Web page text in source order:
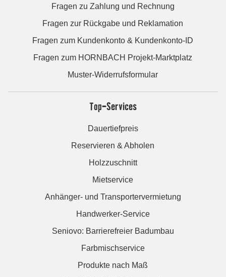
Fragen zu Zahlung und Rechnung
Fragen zur Rückgabe und Reklamation
Fragen zum Kundenkonto & Kundenkonto-ID
Fragen zum HORNBACH Projekt-Marktplatz
Muster-Widerrufsformular
Top-Services
Dauertiefpreis
Reservieren & Abholen
Holzzuschnitt
Mietservice
Anhänger- und Transportervermietung
Handwerker-Service
Seniovo: Barrierefreier Badumbau
Farbmischservice
Produkte nach Maß